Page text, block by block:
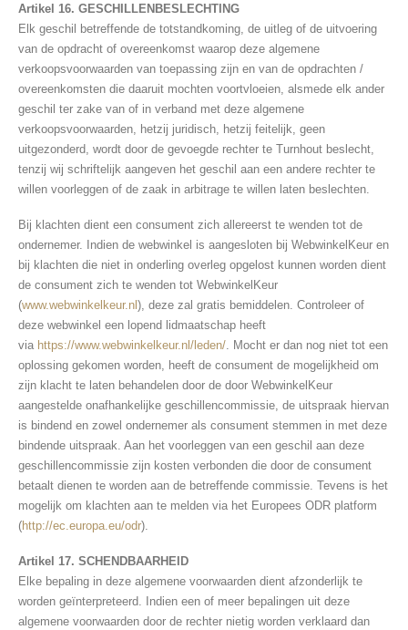
Artikel 16. GESCHILLENBESLECHTING
Elk geschil betreffende de totstandkoming, de uitleg of de uitvoering
van de opdracht of overeenkomst waarop deze algemene
verkoopsvoorwaarden van toepassing zijn en van de opdrachten /
overeenkomsten die daaruit mochten voortvloeien, alsmede elk ander
geschil ter zake van of in verband met deze algemene
verkoopsvoorwaarden, hetzij juridisch, hetzij feitelijk, geen
uitgezonderd, wordt door de gevoegde rechter te Turnhout beslecht,
tenzij wij schriftelijk aangeven het geschil aan een andere rechter te
willen voorleggen of de zaak in arbitrage te willen laten beslechten.
Bij klachten dient een consument zich allereerst te wenden tot de
ondernemer. Indien de webwinkel is aangesloten bij WebwinkelKeur en
bij klachten die niet in onderling overleg opgelost kunnen worden dient
de consument zich te wenden tot WebwinkelKeur
(www.webwinkelkeur.nl ), deze zal gratis bemiddelen. Controleer of
deze webwinkel een lopend lidmaatschap heeft
via https://www.webwinkelkeur.nl/leden/. Mocht er dan nog niet tot een
oplossing gekomen worden, heeft de consument de mogelijkheid om
zijn klacht te laten behandelen door de door WebwinkelKeur
aangestelde onafhankelijke geschillencommissie, de uitspraak hiervan
is bindend en zowel ondernemer als consument stemmen in met deze
bindende uitspraak. Aan het voorleggen van een geschil aan deze
geschillencommissie zijn kosten verbonden die door de consument
betaalt dienen te worden aan de betreffende commissie. Tevens is het
mogelijk om klachten aan te melden via het Europees ODR platform
(http://ec.europa.eu/odr).
Artikel 17. SCHENDBAARHEID
Elke bepaling in deze algemene voorwaarden dient afzonderlijk te
worden geïnterpreteerd. Indien een of meer bepalingen uit deze
algemene voorwaarden door de rechter nietig worden verklaard dan